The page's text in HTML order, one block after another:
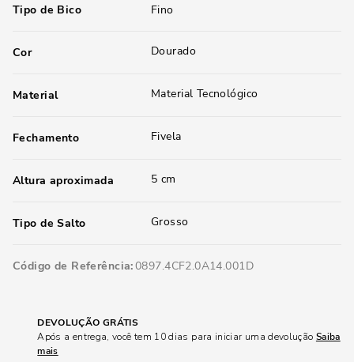
Tipo de Bico Fino
Cor Dourado
Material Material Tecnológico
Fechamento Fivela
Altura aproximada 5 cm
Tipo de Salto Grosso
Código de Referência 0897.4CF2.0A14.001D
DEVOLUÇÃO GRÁTIS
Após a entrega, você tem 10 dias para iniciar uma devolução Saiba
mais